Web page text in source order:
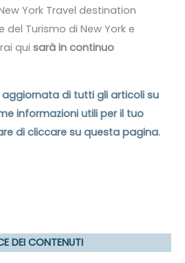
York Travel destination
del Turismo di New York e
qui sarà in continuo
aggiornata di tutti gli articoli su
informazioni utili per il tuo
di cliccare su questa pagina.
DEI CONTENUTI